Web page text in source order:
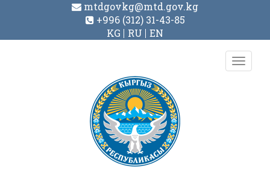
mtdgovkg@mtd.gov.kg
+996 (312) 31-43-85
KG
RU EN
Toggle